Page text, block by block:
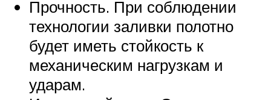
Прочность. При соблюдении
технологии заливки полотно
будет иметь стойкость к
механическим нагрузкам и
ударам.